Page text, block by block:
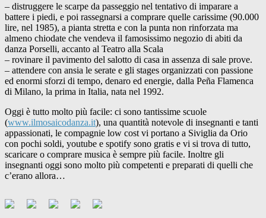
– distruggere le scarpe da passeggio nel tentativo di imparare a
battere i piedi, e poi rassegnarsi a comprare quelle carissime (90.000
lire, nel 1985), a pianta stretta e con la punta non rinforzata ma
almeno chiodate che vendeva il famosissimo negozio di abiti da
danza Porselli, accanto al Teatro alla Scala
– rovinare il pavimento del salotto di casa in assenza di sale prove.
– attendere con ansia le serate e gli stages organizzati con passione
ed enormi sforzi di tempo, denaro ed energie, dalla Peña Flamenca
di Milano, la prima in Italia, nata nel 1992.
Oggi è tutto molto più facile: ci sono tantissime scuole
(www.ilmosaicodanza.it), una quantità notevole di insegnanti e tanti
appassionati, le compagnie low cost vi portano a Siviglia da Orio
con pochi soldi, youtube e spotify sono gratis e vi si trova di tutto,
scaricare o comprare musica è sempre più facile. Inoltre gli
insegnanti oggi sono molto più competenti e preparati di quelli che
c’erano allora…